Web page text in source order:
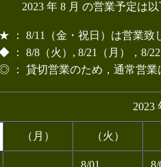
2023 年 8 月 の営業予定は
★ ： 8/11（金・祝日）は営業致
： 8/8（火）, 8/21（月），8/
： 貸切営業のため，通常営業
2023
（月） （火）
8/01
8/